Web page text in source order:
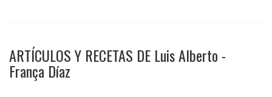
ARTÍCULOS Y RECETAS DE Luis Alberto -
França Díaz